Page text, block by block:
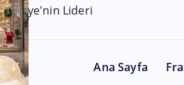
Türkiye'nin Lideri
Ana Sayfa